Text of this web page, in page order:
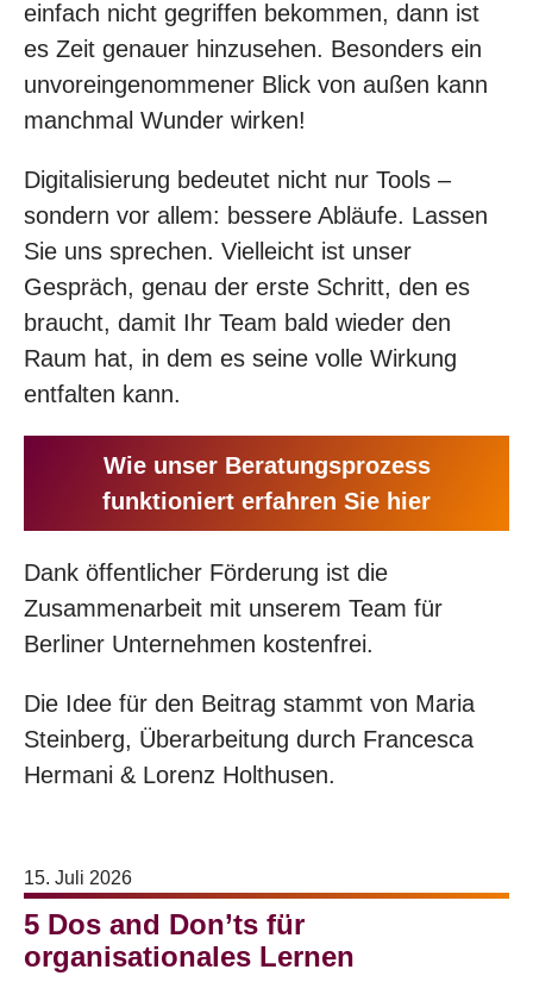
einfach nicht gegriffen bekommen, dann ist
es Zeit genauer hinzusehen. Besonders ein
unvoreingenommener Blick von außen kann
manchmal Wunder wirken!
Digitalisierung bedeutet nicht nur Tools –
sondern vor allem: bessere Abläufe. Lassen
Sie uns sprechen. Vielleicht ist unser
Gespräch, genau der erste Schritt, den es
braucht, damit Ihr Team bald wieder den
Raum hat, in dem es seine volle Wirkung
entfalten kann.
Wie unser Beratungsprozess
funktioniert erfahren Sie hier
Dank öffentlicher Förderung ist die
Zusammenarbeit mit unserem Team für
Berliner Unternehmen kostenfrei.
Die Idee für den Beitrag stammt von Maria
Steinberg, Überarbeitung durch Francesca
Hermani & Lorenz Holthusen.
15. Juli 2026
5 Dos and Don’ts für
organisationales Lernen